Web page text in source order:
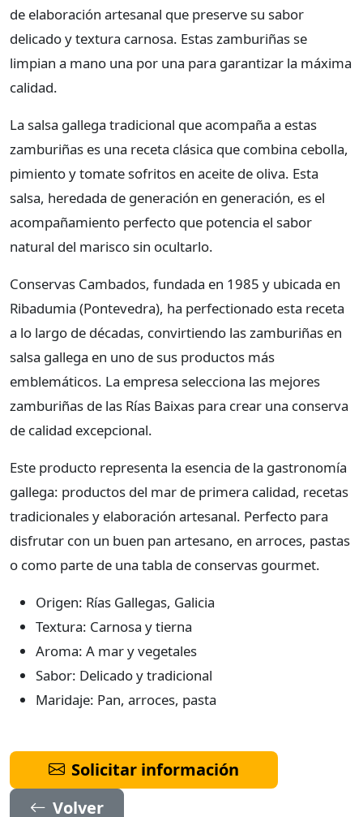
de elaboración artesanal que preserve su sabor
delicado y textura carnosa. Estas zamburiñas se
limpian a mano una por una para garantizar la máxima
calidad.
La salsa gallega tradicional que acompaña a estas
zamburiñas es una receta clásica que combina cebolla,
pimiento y tomate sofritos en aceite de oliva. Esta
salsa, heredada de generación en generación, es el
acompañamiento perfecto que potencia el sabor
natural del marisco sin ocultarlo.
Conservas Cambados, fundada en 1985 y ubicada en
Ribadumia (Pontevedra), ha perfectionado esta receta
a lo largo de décadas, convirtiendo las zamburiñas en
salsa gallega en uno de sus productos más
emblemáticos. La empresa selecciona las mejores
zamburiñas de las Rías Baixas para crear una conserva
de calidad excepcional.
Este producto representa la esencia de la gastronomía
gallega: productos del mar de primera calidad, recetas
tradicionales y elaboración artesanal. Perfecto para
disfrutar con un buen pan artesano, en arroces, pastas
o como parte de una tabla de conservas gourmet.
Origen: Rías Gallegas, Galicia
Textura: Carnosa y tierna
Aroma: A mar y vegetales
Sabor: Delicado y tradicional
Maridaje: Pan, arroces, pasta
Solicitar información
Volver